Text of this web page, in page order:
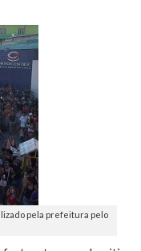
pela prefeitura pelo